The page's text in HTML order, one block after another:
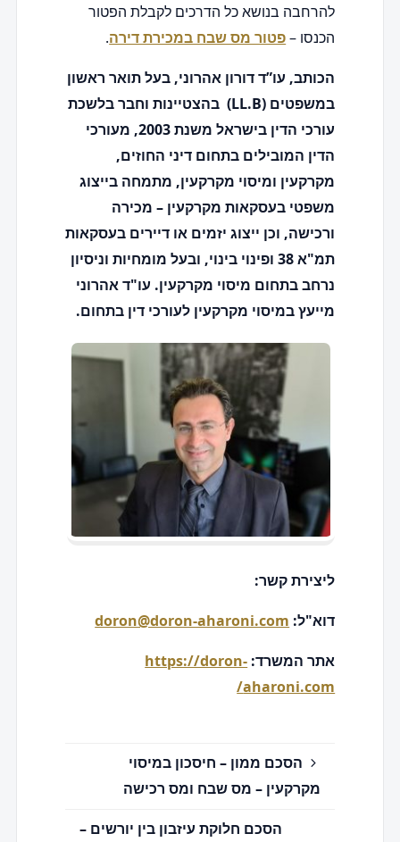
להרחבה בנושא כל הדרכים לקבלת הפטור
הכנסו –פטור מס שבח במכירת דירה.
הכותב, עו”ד דורון אהרוני, בעל תואר ראשון
במשפטים (LL.B) בהצטיינות וחבר בלשכת
עורכי הדין בישראל משנת 2003, מעורכי
הדין המובילים בתחום דיני החוזים,
מקרקעין ומיסוי מקרקעין, מתמחה בייצוג
משפטי בעסקאות מקרקעין – מכירה
ורכישה, וכן ייצוג יזמים או דיירים בעסקאות
תמ"א 38 ופינוי בינוי, ובעל מומחיות וניסיון
נרחב בתחום מיסוי מקרקעין. עו"ד אהרוני
מייעץ במיסוי מקרקעין לעורכי דין בתחום.
ליצירת קשר:
דוא"ל: doron@doron-aharoni.com
אתר המשרד: https://doron-
aharoni.com/
הסכם ממון – חיסכון במיסוי
מקרקעין – מס שבח ומס רכישה
הסכם חלוקת עיזבון בין יורשים –